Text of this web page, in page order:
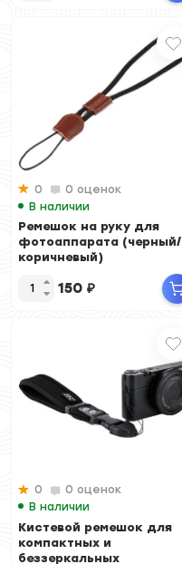
0
0 оценок
В наличии
Ремешок на руку для
фотоаппарата (черный/
коричневый)
150 ₽
0
0 оценок
В наличии
Кистевой ремешок для
компактных и
беззеркальных